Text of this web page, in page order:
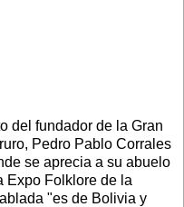
del fundador de la Gran
Pedro Pablo Corrales
se aprecia a su abuelo
Expo Folklore de la
"es de Bolivia y